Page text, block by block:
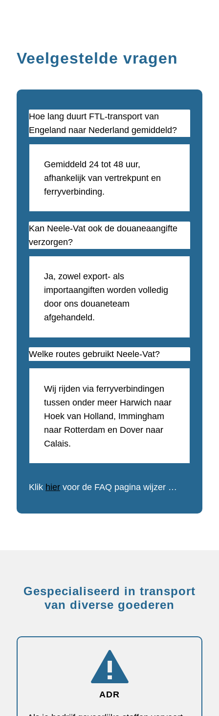
Veelgestelde vragen
Hoe lang duurt FTL-transport van
Engeland naar Nederland gemiddeld?
Gemiddeld 24 tot 48 uur,
afhankelijk van vertrekpunt en
ferryverbinding.
Kan Neele-Vat ook de douaneaangifte
verzorgen?
Ja, zowel export- als
importaangiften worden volledig
door ons douaneteam
afgehandeld.
Welke routes gebruikt Neele-Vat?
Wij rijden via ferryverbindingen
tussen onder meer Harwich naar
Hoek van Holland, Immingham
naar Rotterdam en Dover naar
Calais.
Klik hier voor de FAQ pagina wijzer …
Gespecialiseerd in transport
van diverse goederen
ADR